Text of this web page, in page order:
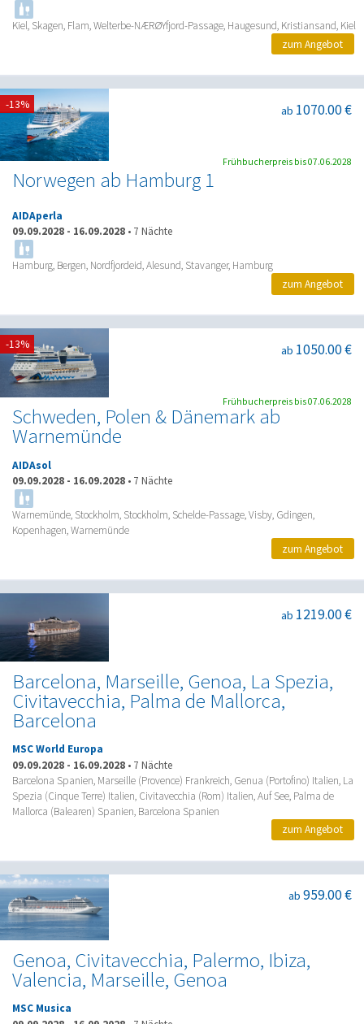
Kiel, Skagen, Flam, Welterbe-NÆRØYfjord-Passage, Haugesund, Kristiansand, Kiel
zum Angebot
Norwegen ab Hamburg 1
ab 1070.00 €
AIDAperla
09.09.2028 - 16.09.2028 • 7 Nächte
Hamburg, Bergen, Nordfjordeid, Alesund, Stavanger, Hamburg
-13%
Frühbucherpreis bis 07.06.2028
zum Angebot
Schweden, Polen & Dänemark ab
Warnemünde
ab 1050.00 €
AIDAsol
09.09.2028 - 16.09.2028 • 7 Nächte
Warnemünde, Stockholm, Stockholm, Schelde-Passage, Visby, Gdingen,
Kopenhagen, Warnemünde
-13%
Frühbucherpreis bis 07.06.2028
zum Angebot
Barcelona, Marseille, Genoa, La Spezia,
Civitavecchia, Palma de Mallorca,
Barcelona
ab 1219.00 €
MSC World Europa
09.09.2028 - 16.09.2028 • 7 Nächte
Barcelona Spanien, Marseille (Provence) Frankreich, Genua (Portofino) Italien, La
Spezia (Cinque Terre) Italien, Civitavecchia (Rom) Italien, Auf See, Palma de
Mallorca (Balearen) Spanien, Barcelona Spanien
zum Angebot
Genoa, Civitavecchia, Palermo, Ibiza,
Valencia, Marseille, Genoa
ab 959.00 €
MSC Musica